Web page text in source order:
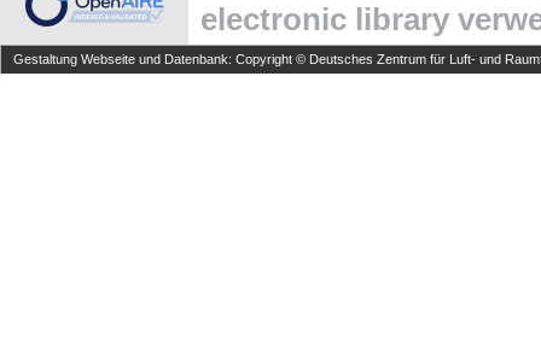
electronic library
Gestaltung Webseite und Datenbank: Copyright © Deutsches Zentrum für Luft- und